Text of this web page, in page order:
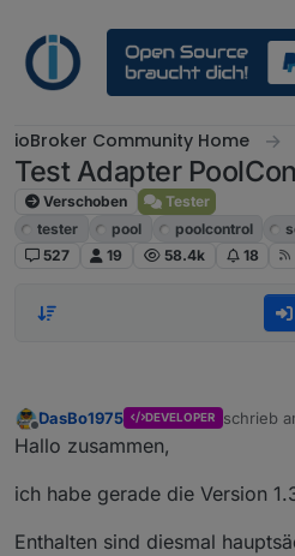
ioBroker Community Home
Test Adapter
Verschoben
Tester
tester
pool poolcontrol
527
19 58.4k 18
Offline
DasBo1975 DEVELOPER schrieb
zuletzt
Hallo zusammen,
ich habe gerade die Version
Enthalten sind diesmal